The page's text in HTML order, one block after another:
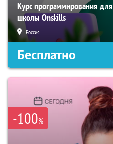
Курс программирования
школы Onskills
Россия
Бесплатно
-100%